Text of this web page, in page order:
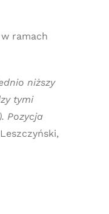
ramach
niższy
tymi
Pozycja